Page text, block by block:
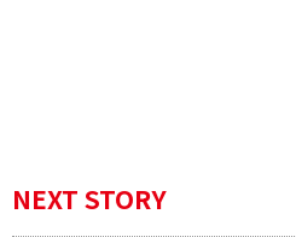
NEXT STORY